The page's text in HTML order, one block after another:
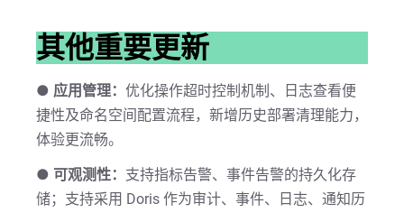
其他重要更新
● 应用管理： 优化操作超时控制机制、日志查看便
捷性及命名空间配置流程，新增历史部署清理能力，
体验更流畅。
● 可观测性： 支持指标告警、事件告警的持久化存
储；支持采用 Doris 作为审计、事件、日志、通知历